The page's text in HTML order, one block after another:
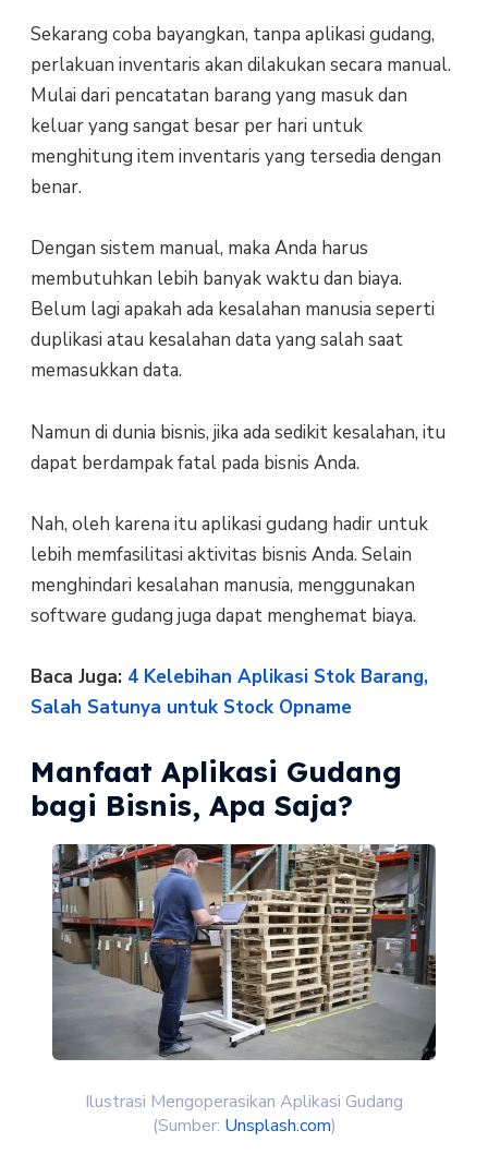
Sekarang coba bayangkan, tanpa aplikasi gudang,
perlakuan inventaris akan dilakukan secara manual.
Mulai dari pencatatan barang yang masuk dan
keluar yang sangat besar per hari untuk
menghitung item inventaris yang tersedia dengan
benar.
Dengan sistem manual, maka Anda harus
membutuhkan lebih banyak waktu dan biaya.
Belum lagi apakah ada kesalahan manusia seperti
duplikasi atau kesalahan data yang salah saat
memasukkan data.
Namun di dunia bisnis, jika ada sedikit kesalahan, itu
dapat berdampak fatal pada bisnis Anda.
Nah, oleh karena itu aplikasi gudang hadir untuk
lebih memfasilitasi aktivitas bisnis Anda. Selain
menghindari kesalahan manusia, menggunakan
software gudang juga dapat menghemat biaya.
Baca Juga: 4 Kelebihan Aplikasi Stok Barang,
Salah Satunya untuk Stock Opname
Manfaat Aplikasi Gudang
bagi Bisnis, Apa Saja?
Ilustrasi Mengoperasikan Aplikasi Gudang
(Sumber: Unsplash.com)